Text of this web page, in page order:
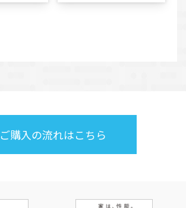
ご購入の流れはこちら